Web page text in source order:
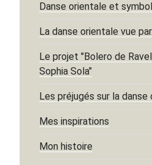
Danse orientale et
La danse orientale vue
Le projet "Bolero de
Sophia Sola"
Les préjugés sur la danse
Mes inspirations
Mon histoire